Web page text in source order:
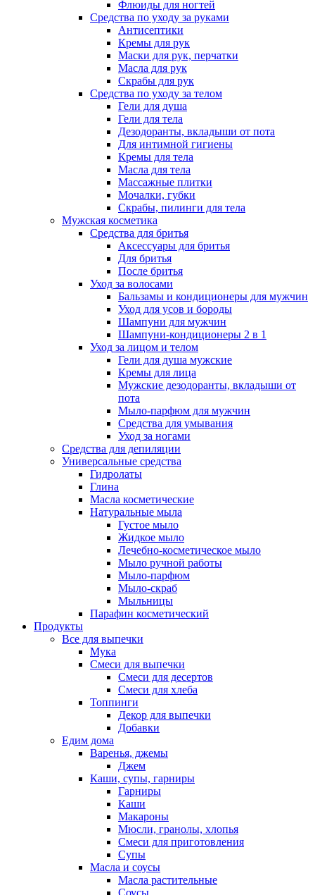
Флюиды для ногтей
Средства по уходу за руками
Антисептики
Кремы для рук
Маски для рук, перчатки
Масла для рук
Скрабы для рук
Средства по уходу за телом
Гели для душа
Гели для тела
Дезодоранты, вкладыши от пота
Для интимной гигиены
Кремы для тела
Масла для тела
Массажные плитки
Мочалки, губки
Скрабы, пилинги для тела
Мужская косметика
Средства для бритья
Аксессуары для бритья
Для бритья
После бритья
Уход за волосами
Бальзамы и кондиционеры для мужчин
Уход для усов и бороды
Шампуни для мужчин
Шампуни-кондиционеры 2 в 1
Уход за лицом и телом
Гели для душа мужские
Кремы для лица
Мужские дезодоранты, вкладыши от
пота
Мыло-парфюм для мужчин
Средства для умывания
Уход за ногами
Средства для депиляции
Универсальные средства
Гидролаты
Глина
Масла косметические
Натуральные мыла
Густое мыло
Жидкое мыло
Лечебно-косметическое мыло
Мыло ручной работы
Мыло-парфюм
Мыло-скраб
Мыльницы
Парафин косметический
Продукты
Все для выпечки
Мука
Смеси для выпечки
Смеси для десертов
Смеси для хлеба
Топпинги
Декор для выпечки
Добавки
Едим дома
Варенья, джемы
Джем
Каши, супы, гарниры
Гарниры
Каши
Макароны
Мюсли, гранолы, хлопья
Смеси для приготовления
Супы
Масла и соусы
Масла растительные
Соусы